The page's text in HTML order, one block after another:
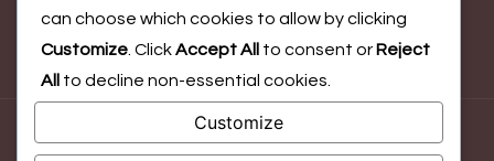
Odměny za Battle Pass
can choose which cookies to allow by clicking
Customize . ClickAccept All to consent or Reject
All
to decline non-essential cookies.
Customize